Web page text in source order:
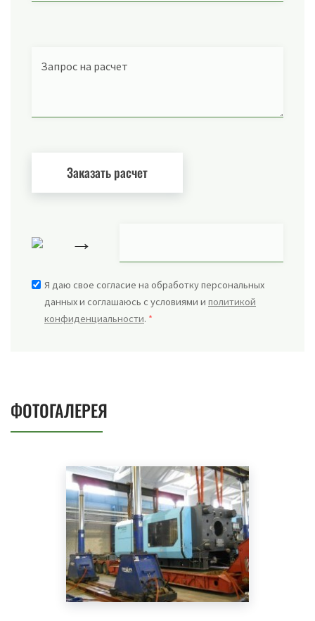
Запрос на расчет
→
Я даю свое согласие на обработку персональных
данных и соглашаюсь с условиями и политикой
конфиденциальности. *
ФОТОГАЛЕРЕЯ